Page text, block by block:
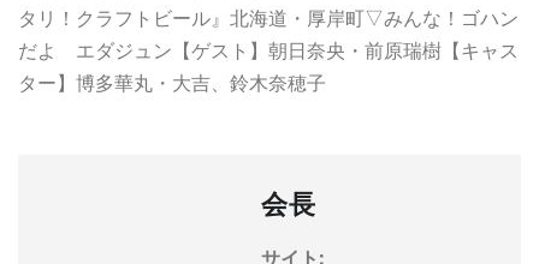
タリ！クラフトビール』北海道・厚岸町▽みんな！ゴハン
だよ エダジュン【ゲスト】朝日奈央・前原瑞樹【キャス
ター】博多華丸・大吉、鈴木奈穂子
会長
サイト: